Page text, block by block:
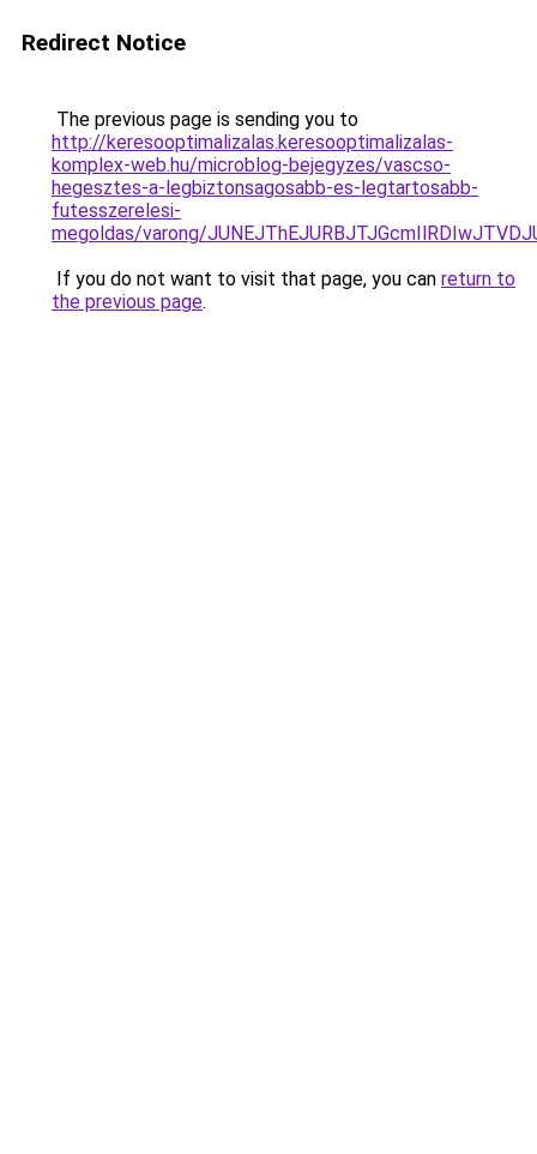
Redirect Notice
The previous page is sending you to
http://keresooptimalizalas.keresooptimalizalas-
komplex-web.hu/microblog-bejegyzes/vascso-
hegesztes-a-legbiztonsagosabb-es-legtartosabb-
futesszerelesi-
megoldas/varong/
If you do not want to visit that page, you can return to
the previous page.